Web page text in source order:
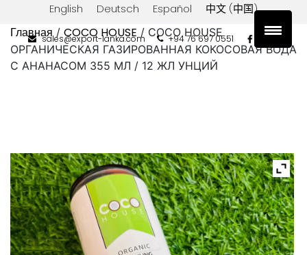
English Deutsch Español 中文 (中国)
sales@export-lanka.com +94 76 697 0551
Главная/ COCO HOUSE / COCO HOUSE
ОРГАНИЧЕСКАЯ ГАЗИРОВАННАЯ КОКОСОВАЯ ВОДА
С АНАНАСОМ 355 МЛ / 12 ЖЛ УНЦИЙ